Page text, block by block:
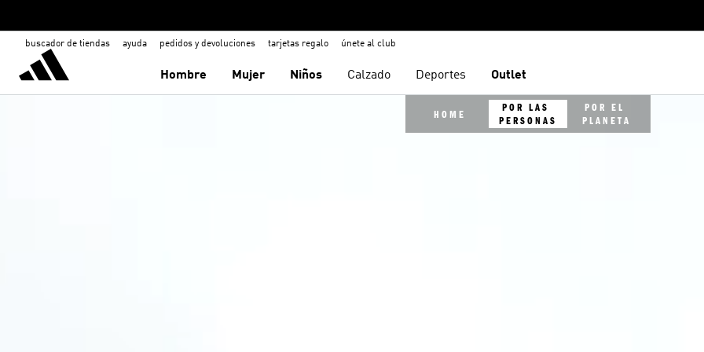
buscador de tiendas ayuda pedidos y devoluciones tarjetas regalo únete al club
Hombre Mujer Niños Calzado Deportes Outlet
HOME
POR LAS
PERSONAS
POR EL
PLANETA